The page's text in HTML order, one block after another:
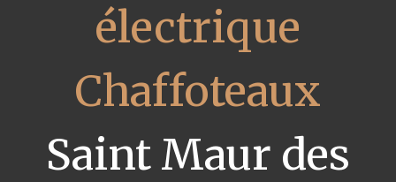
électrique
Chaffoteaux
Saint Maur des